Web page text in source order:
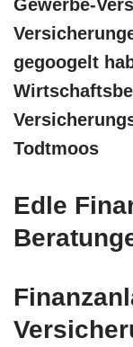
Gewerbe-
gegoogelt
Todtmoos
Edle